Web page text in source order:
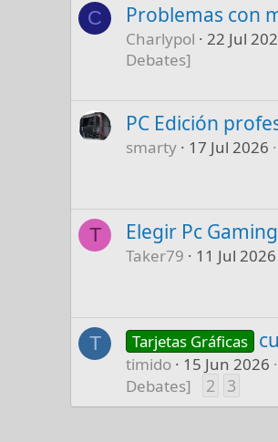
C Problemas con
Charlypol 22 Jul
Debates]
PC Edición
smarty 17 Jul 2026
T Elegir Pc
Taker79 11 Jul 2026
T Tarjetas Gráficas
timido 15 Jun 2026
Debates]
2 3